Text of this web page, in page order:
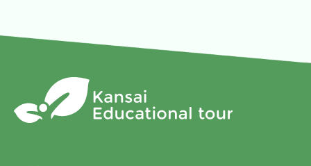
たときは、お預かりしている申込金を全額払
旅行代金の額
２ 旅行のお申込みと旅行契約の成立
所（以下、「当社ら」といいます。）にて当
社所定の旅行申込書（以下、「旅行申込書」
といいます。）に所定の事項を記入又は当社